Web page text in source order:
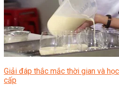
Giải đáp thắc mắc thời gian và
cấp